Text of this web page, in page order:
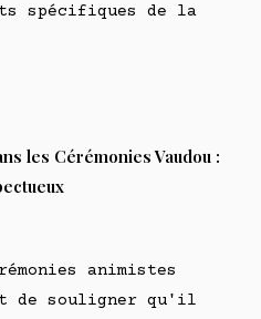
spécifiques de la
les Cérémonies Vaudou :
animistes
de souligner qu'il